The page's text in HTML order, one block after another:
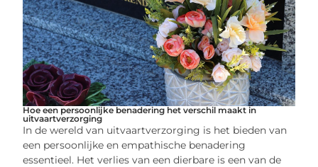
Hoe een persoonlijke benadering het verschil maakt in
uitvaartverzorging
In de wereld van uitvaartverzorging is het bieden van
een persoonlijke en empathische benadering
essentieel. Het verlies van een dierbare is een van de